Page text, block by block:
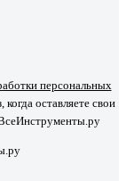
персональных
оставляете свои